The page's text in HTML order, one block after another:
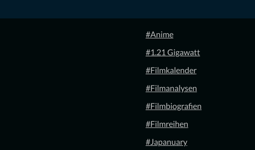
#Anime
#1.21 Gigawatt
#Filmkalender
#Filmanalysen
#Filmbiografien
#Filmreihen
#Japanuary